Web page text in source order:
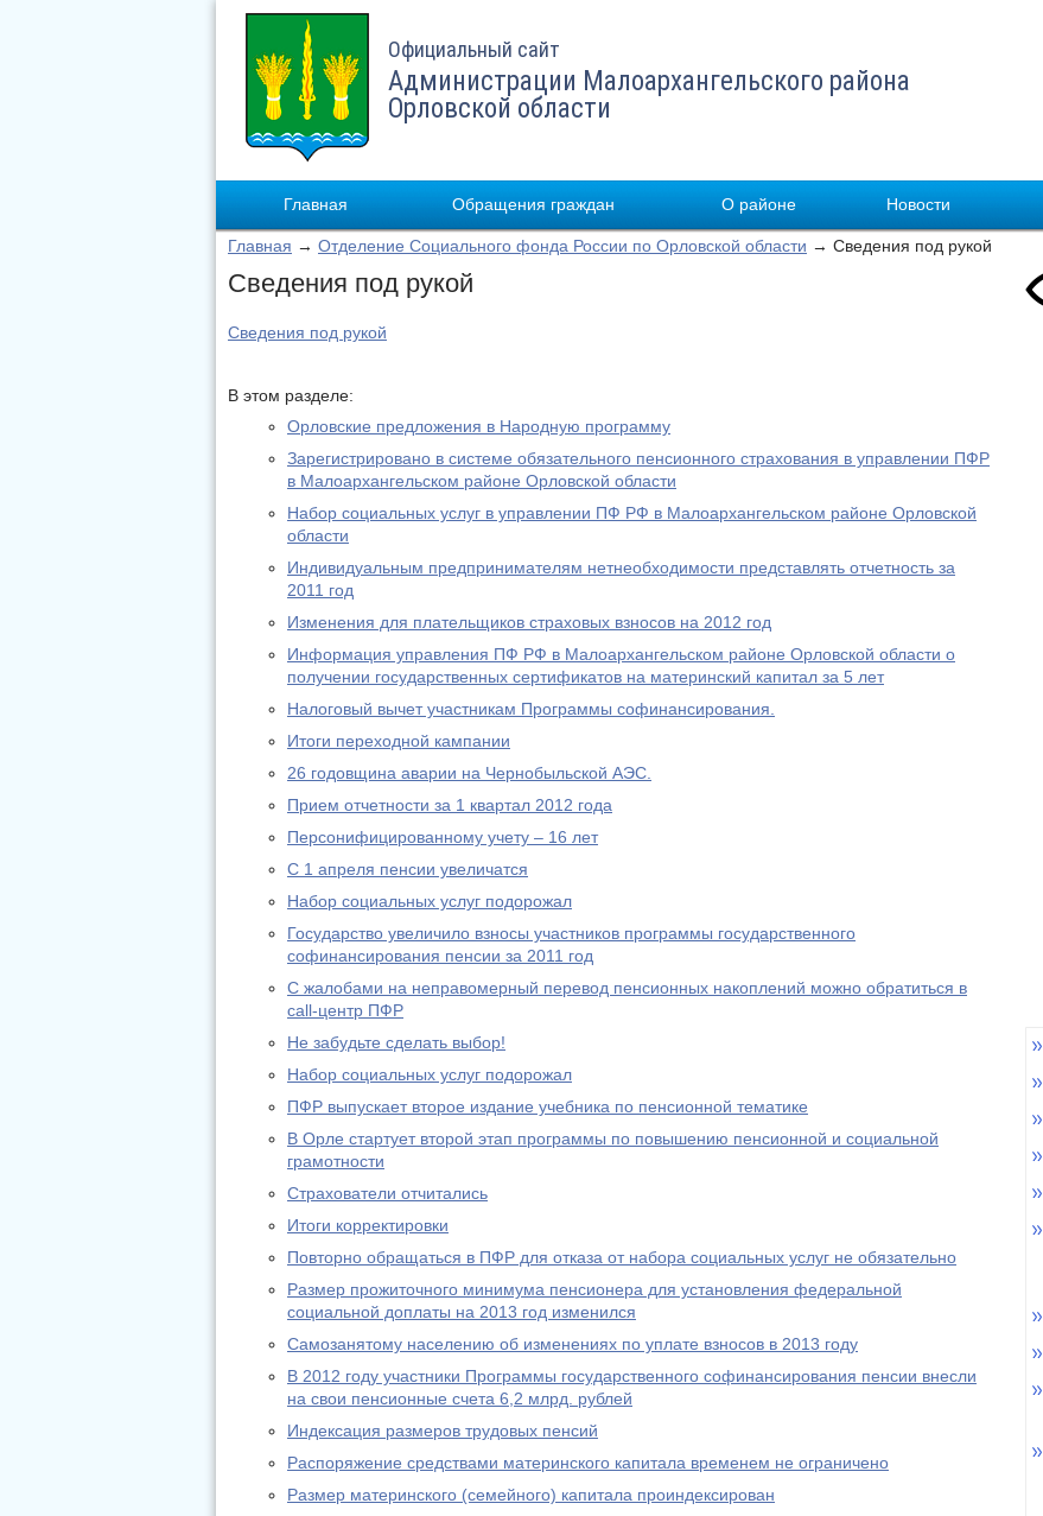
Официальный сайт
Администрации Малоархангельского района
Орловской области
Главная Обращения граждан О районе Новости
Главная → Отделение Социального фонда России по Орловской области → Сведения под рукой
Сведения под рукой
Сведения под рукой
В этом разделе:
Орловские предложения в Народную программу
Зарегистрировано в системе обязательного пенсионного страхования в управлении ПФР
в Малоархангельском районе Орловской области
Набор социальных услуг в управлении ПФ РФ в Малоархангельском районе Орловской
области
Индивидуальным предпринимателям нетнеобходимости представлять отчетность за
2011 год
Изменения для плательщиков страховых взносов на 2012 год
Информация управления ПФ РФ в Малоархангельском районе Орловской области о
получении государственных сертификатов на материнский капитал за 5 лет
Налоговый вычет участникам Программы софинансирования.
Итоги переходной кампании
26 годовщина аварии на Чернобыльской АЭС.
Прием отчетности за 1 квартал 2012 года
Персонифицированному учету – 16 лет
С 1 апреля пенсии увеличатся
Набор социальных услуг подорожал
Государство увеличило взносы участников программы государственного
софинансирования пенсии за 2011 год
С жалобами на неправомерный перевод пенсионных накоплений можно обратиться в
call-центр ПФР
Не забудьте сделать выбор!
Набор социальных услуг подорожал
ПФР выпускает второе издание учебника по пенсионной тематике
В Орле стартует второй этап программы по повышению пенсионной и социальной
грамотности
Страхователи отчитались
Итоги корректировки
Повторно обращаться в ПФР для отказа от набора социальных услуг не обязательно
Размер прожиточного минимума пенсионера для установления федеральной
социальной доплаты на 2013 год изменился
Самозанятому населению об изменениях по уплате взносов в 2013 году
В 2012 году участники Программы государственного софинансирования пенсии внесли
на свои пенсионные счета 6,2 млрд. рублей
Индексация размеров трудовых пенсий
Распоряжение средствами материнского капитала временем не ограничено
Размер материнского (семейного) капитала проиндексирован